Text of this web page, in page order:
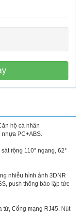
hộ cá nhân
nhựa PC+ABS.
rộng 110° ngang, 62°
nhiễu hình ảnh 3DNR
push thông báo lập tức
từ, Cổng mạng RJ45. Nút